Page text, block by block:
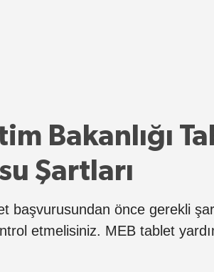
Bakanlığı
Şartları
başvurusundan önce gerekli
etmelisiniz. MEB tablet